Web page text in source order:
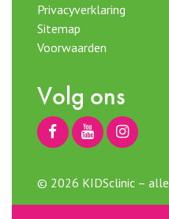
Privacyverklaring
Sitemap
Voorwaarden
Volg ons
© 2026 KIDSclinic –